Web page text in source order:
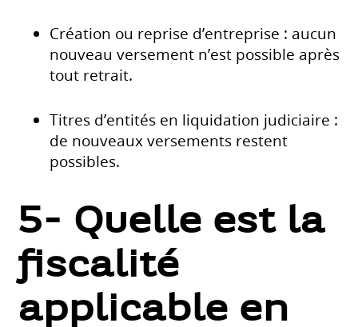
Création ou reprise d’entreprise : aucun
nouveau versement n’est possible après
tout retrait.
Titres d’entités en liquidation judiciaire :
de nouveaux versements restent
possibles.
5- Quelle est la
fiscalité
applicable en